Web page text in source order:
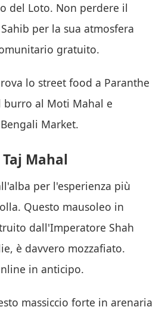
del Loto. Non perdere il
per la sua atmosfera
gratuito.
lo street food a Paranthe
al Moti Mahal e
Market.
Mahal
per l'esperienza più
Questo mausoleo in
dall'Imperatore Shah
è davvero mozzafiato.
in anticipo.
massiccio forte in arenaria